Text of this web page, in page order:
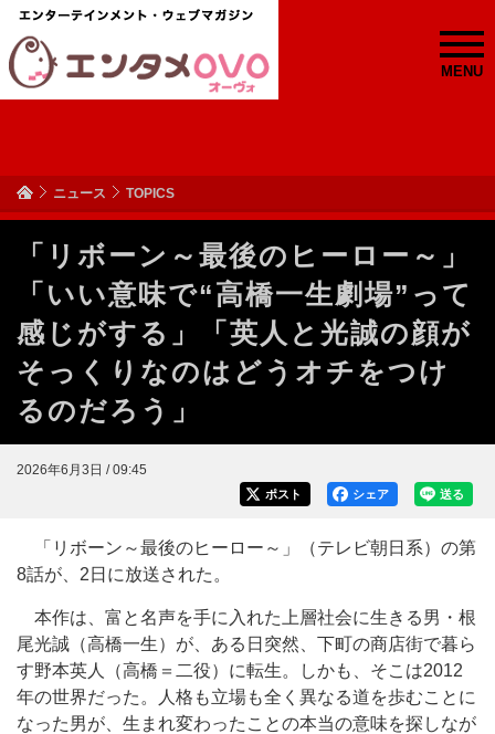
MENU
ニュース TOPICS
「リボーン～最後のヒーロー～」
「いい意味で“高橋一生劇場”って
感じがする」「英人と光誠の顔が
そっくりなのはどうオチをつけ
るのだろう」
2026年6月3日 / 09:45
送る
シェア
ポスト
「リボーン～最後のヒーロー～」（テレビ朝日系）の第
8話が、2日に放送された。
本作は、富と名声を手に入れた上層社会に生きる男・根
尾光誠（高橋一生）が、ある日突然、下町の商店街で暮ら
す野本英人（高橋＝二役）に転生。しかも、そこは2012
年の世界だった。人格も立場も全く異なる道を歩むことに
なった男が、生まれ変わったことの本当の意味を探しなが